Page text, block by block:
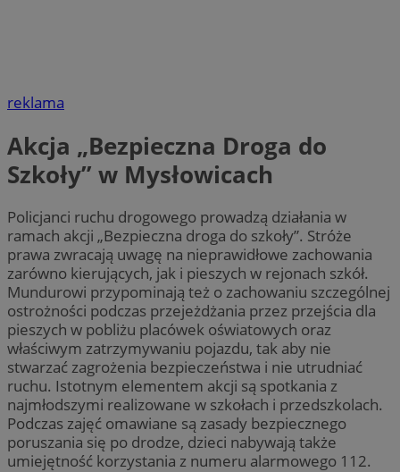
reklama
Akcja „Bezpieczna Droga do
Szkoły” w Mysłowicach
Policjanci ruchu drogowego prowadzą działania w
ramach akcji „Bezpieczna droga do szkoły”. Stróże
prawa zwracają uwagę na nieprawidłowe zachowania
zarówno kierujących, jak i pieszych w rejonach szkół.
Mundurowi przypominają też o zachowaniu szczególnej
ostrożności podczas przejeżdżania przez przejścia dla
pieszych w pobliżu placówek oświatowych oraz
właściwym zatrzymywaniu pojazdu, tak aby nie
stwarzać zagrożenia bezpieczeństwa i nie utrudniać
ruchu. Istotnym elementem akcji są spotkania z
najmłodszymi realizowane w szkołach i przedszkolach.
Podczas zajęć omawiane są zasady bezpiecznego
poruszania się po drodze, dzieci nabywają także
umiejętność korzystania z numeru alarmowego 112.